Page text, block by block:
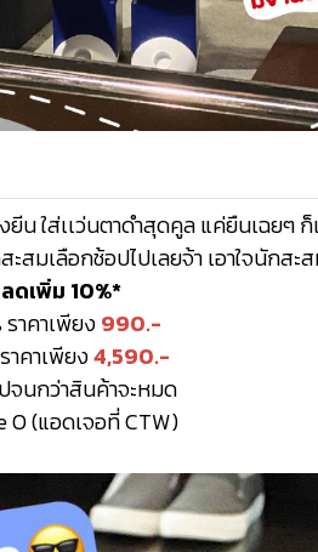
ใส่เเว่นตาดำสุดคูล แค่ยืนเฉยๆ ก็
สมเลือกช้อปไปเลยจ้า เอาใจนักสะ
ดเพิ่ม 10%*
าคาเพียง990.-
าคาเพียง4,590.-
จนกว่าสินค้าจะหมด
O (แอดเจอที่ CTW)
CMG SHOP SHOP รว